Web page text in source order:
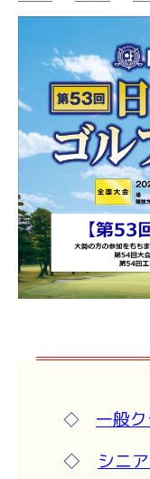
◇ 一般
◇ シニ